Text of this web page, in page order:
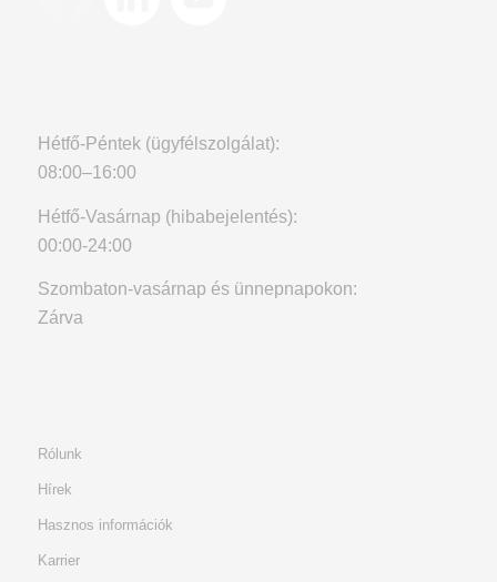
Hétfő-Péntek (ügyfélszolgálat):
08:00–16:00
Hétfő-Vasárnap (hibabejelentés):
00:00-24:00
Szombaton-vasárnap és ünnepnapokon:
Zárva
Rólunk
Hírek
Hasznos információk
Karrier